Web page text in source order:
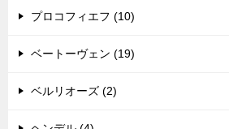
プロコフィエフ (10)
ベートーヴェン (19)
ベルリオーズ (2)